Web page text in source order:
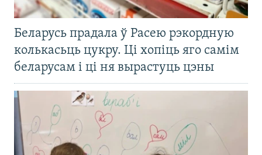
Беларусь прадала ў Расею рэкордную
колькасьць цукру. Ці хопіць яго самім
беларусам і ці ня вырастуць цэны